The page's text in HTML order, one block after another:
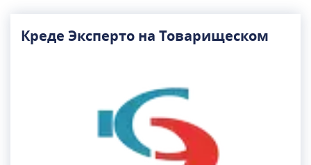
Креде Эксперто на Товарищеском